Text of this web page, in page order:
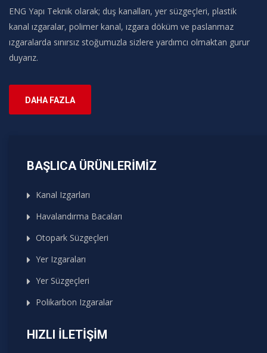
ENG Yapı Teknik olarak; duş kanalları, yer süzgeçleri, plastik
kanal ızgaralar, polimer kanal, ızgara döküm ve paslanmaz
ızgaralarda sınırsız stoğumuzla sizlere yardımcı olmaktan gurur
duyarız.
DAHA FAZLA
BAŞLICA ÜRÜNLERIMIZ
Kanal Izgarları
Havalandırma Bacaları
Otopark Süzgeçleri
Yer Izgaraları
Yer Süzgeçleri
Polikarbon Izgaralar
HIZLI İLETIŞIM